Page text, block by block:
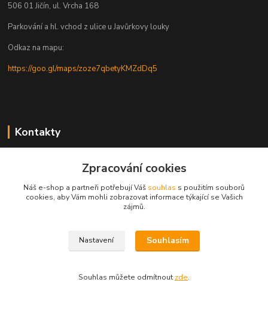
506 01 Jičín, ul. Vrcha 168
Parkování a hl. vchod z ulice u Javůrkovy louky
Odkaz na mapu:
https://goo.gl/maps/zoze7qbetyKMZdDq5
Kontakty
493 532727, 608 956210
agrexim@agrexim.cz
Zpracování cookies
Náš e-shop a partneři potřebují Váš souhlas s použitím souborů
cookies, aby Vám mohli zobrazovat informace týkající se Vašich
zájmů.
Nastavení Souhlasím
Souhlas můžete odmítnout zde.